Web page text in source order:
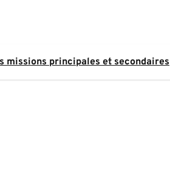
missions principales et secondaires